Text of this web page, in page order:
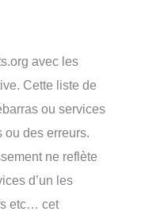
avec les
Cette liste de
ou services
ou des erreurs.
ne reflète
d’un les
etc… cet